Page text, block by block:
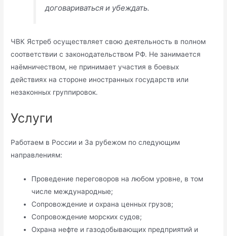
договариваться и убеждать.
ЧВК Ястреб осуществляет свою деятельность в полном
соответствии с законодательством РФ. Не занимается
наёмничеством, не принимает участия в боевых
действиях на стороне иностранных государств или
незаконных группировок.
Услуги
Работаем в России и За рубежом по следующим
направлениям:
Проведение переговоров на любом уровне, в том
числе международные;
Сопровождение и охрана ценных грузов;
Сопровождение морских судов;
Охрана нефте и газодобывающих предприятий и